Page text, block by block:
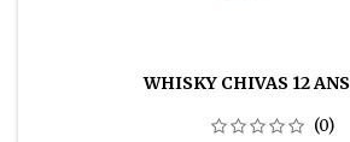
WHISKY CHIVAS 12
(0)